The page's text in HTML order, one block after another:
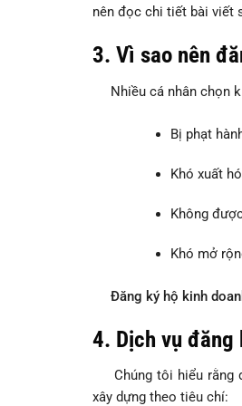
nên đọc chi tiết bài viết
3. Vì sao nên
Nhiều cá nhân chọn
Bị phạt
Khó xuất
Không
Khó mở
Đăng ký hộ kinh
4. Dịch vụ đăng
Chúng tôi hiểu rằng
xây dựng theo tiêu chí: